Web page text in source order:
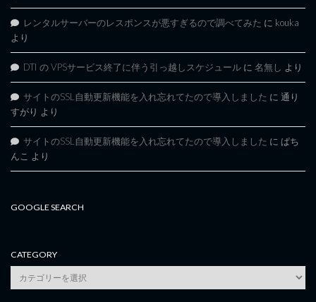
レンタルサーバーのレスポンスが悪すぎるので調べてみた に kouka
より
DTI の VPSサービス終了に伴う引っ越しスケジュール に 名無し より
サイトのSSL自動更新機能を入れ忘れてたので導入しました に 通り
すがり より
サイトのSSL自動更新機能を入れ忘れてたので導入しました に ぱち
んこ より
GOOGLE SEARCH
CATEGORY
category